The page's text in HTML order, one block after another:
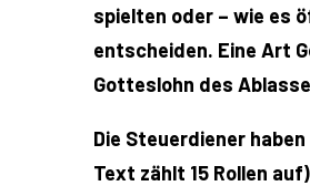
spielten oder – wie es
entscheiden. Eine Art
Gotteslohn des
Die Steuerdiener
Text zählt 15 Rollen